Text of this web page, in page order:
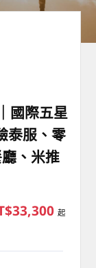
國際五星
泰服、零
、米推
起